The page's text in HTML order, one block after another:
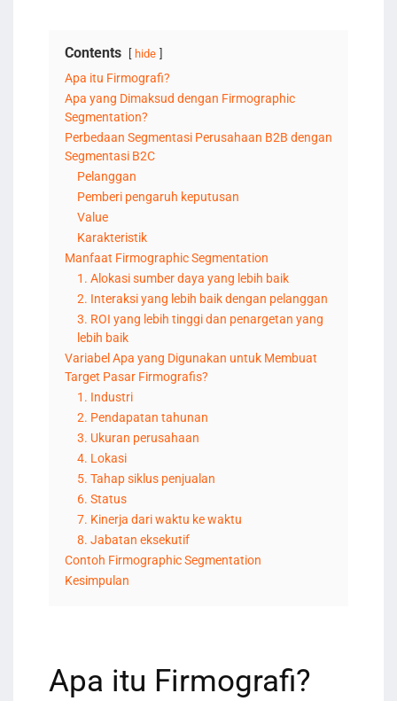
Contents hide
Apa itu Firmografi?
Apa yang Dimaksud dengan Firmographic
Segmentation?
Perbedaan Segmentasi Perusahaan B2B dengan
Segmentasi B2C
Pelanggan
Pemberi pengaruh keputusan
Value
Karakteristik
Manfaat Firmographic Segmentation
1. Alokasi sumber daya yang lebih baik
2. Interaksi yang lebih baik dengan pelanggan
3. ROI yang lebih tinggi dan penargetan yang
lebih baik
Variabel Apa yang Digunakan untuk Membuat
Target Pasar Firmografis?
1. Industri
2. Pendapatan tahunan
3. Ukuran perusahaan
4. Lokasi
5. Tahap siklus penjualan
6. Status
7. Kinerja dari waktu ke waktu
8. Jabatan eksekutif
Contoh Firmographic Segmentation
Kesimpulan
Apa itu Firmografi?